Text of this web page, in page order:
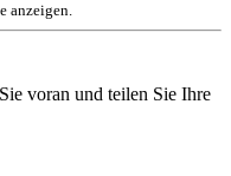
anzeigen.
voran und teilen Sie Ihre